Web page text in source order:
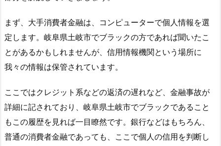
まず、大手消費者金融は、コンピューターで個人情報を選
定します。岐阜県土岐市でブラックの方であれば聞いたこ
とがあるかもしれませんが、信用情報機関という場所に
我々の情報は保管されています。
ここではクレジット系などの返済の遅れなど、金融事故が
詳細に記されており、岐阜県土岐市でブラックであること
もこの履歴を見れば一目瞭然です。銀行などはもちろん、
普通の消費者金融であっても、ここで個人の信用を判断し